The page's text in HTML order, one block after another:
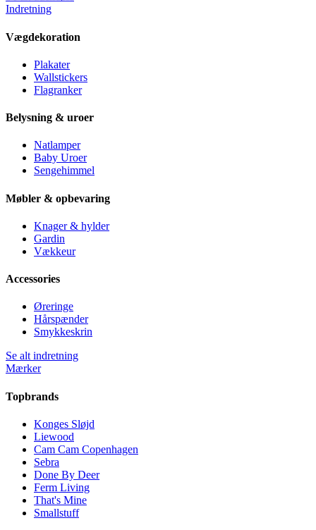
Indretning
Vægdekoration
Plakater
Wallstickers
Flagranker
Belysning & uroer
Natlamper
Baby Uroer
Sengehimmel
Møbler & opbevaring
Knager & hylder
Gardin
Vækkeur
Accessories
Øreringe
Hårspænder
Smykkeskrin
Se alt indretning
Mærker
Topbrands
Konges Sløjd
Liewood
Cam Cam Copenhagen
Sebra
Done By Deer
Ferm Living
That's Mine
Smallstuff